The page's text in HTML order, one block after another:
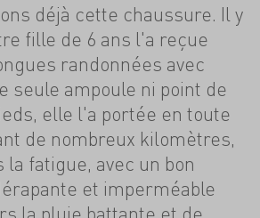
déjà cette chaussure. Il y
fille de 6 ans l'a reçue
randonnées avec
seule ampoule ni point de
elle l'a portée en toute
de nombreux kilomètres,
fatigue, avec un bon
et imperméable
la pluie battante et de